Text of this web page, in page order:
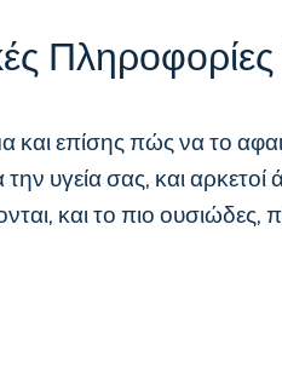
Πληροφορίες
και επίσης πώς να το
την υγεία σας, και
και το πιο ουσιώδες,